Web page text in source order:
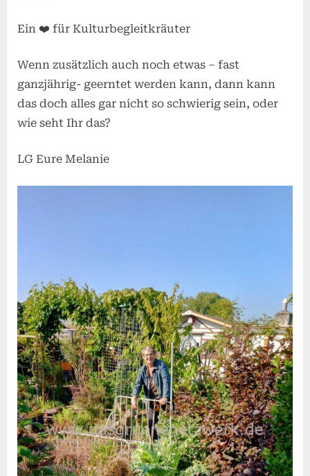
Ein ❤️ für Kulturbegleitkräuter
Wenn zusätzlich auch noch etwas – fast
ganzjährig- geerntet werden kann, dann kann
das doch alles gar nicht so schwierig sein, oder
wie seht Ihr das?
LG Eure Melanie